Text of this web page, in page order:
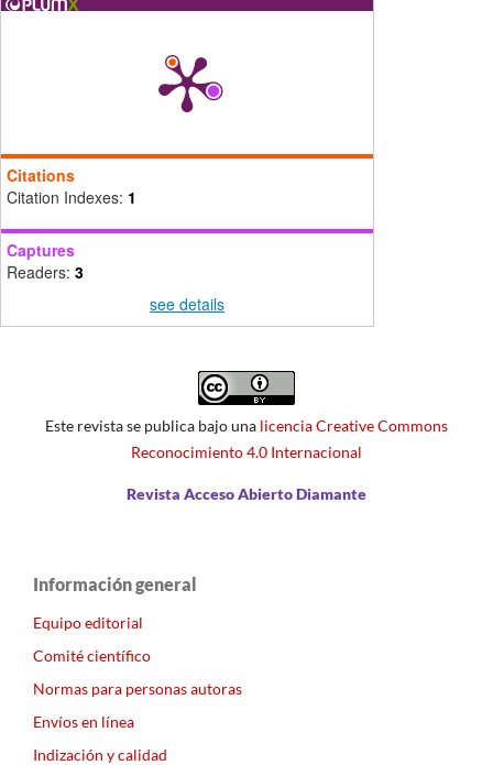
Citations
Citation Indexes: 1
Captures
Readers: 3
see details
Este revista se publica bajo una licencia Creative Commons
Reconocimiento 4.0 Internacional
Revista Acceso Abierto Diamante
Información general
Equipo editorial
Comité científico
Normas para personas autoras
Envíos en línea
Indización y calidad